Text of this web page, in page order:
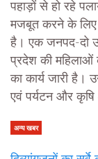
पहाड़ों से हो रहे
मजबूत करने के लिए
है। एक जनपद-दो
प्रदेश की महिलाओं
का कार्य जारी है।
एवं पर्यटन और कृषि
अन्य खबर